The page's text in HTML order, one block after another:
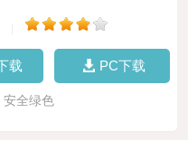
载 PC下载
安全绿色